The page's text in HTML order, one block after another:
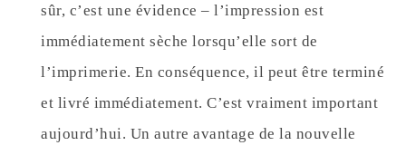
sûr, c’est une évidence – l’impression est
immédiatement sèche lorsqu’elle sort de
l’imprimerie. En conséquence, il peut être terminé
et livré immédiatement. C’est vraiment important
aujourd’hui. Un autre avantage de la nouvelle